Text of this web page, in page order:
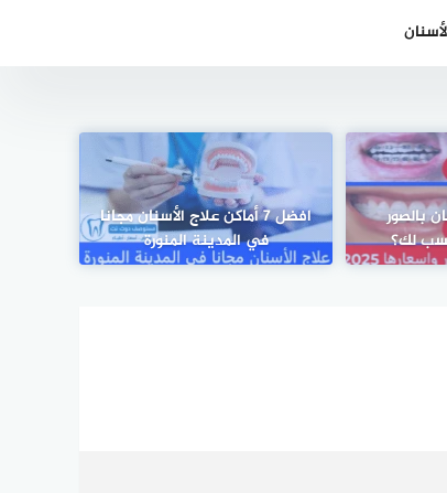
بالصور
لك؟
افضل 7 أماكن علاج الأسنان مجانا
في المدينة المنورة